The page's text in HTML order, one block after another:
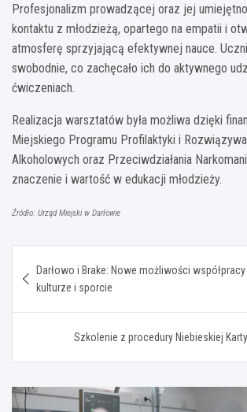
Profesjonalizm prowadzącej oraz jej
kontaktu z młodzieżą, opartego na empatii i
atmosferę sprzyjającą efektywnej nauce.
swobodnie, co zachęcało ich do aktywnego
ćwiczeniach.
Realizacja warsztatów była możliwa dzięki
Miejskiego Programu Profilaktyki i
Alkoholowych oraz Przeciwdziałania
znaczenie i wartość w edukacji młodzieży.
Źródło: Urząd Miejski w Darłowie
wpisu
Darłowo i Brake: Nowe możliwości
kulturze i sporcie
Szkolenie z procedury Niebieskiej